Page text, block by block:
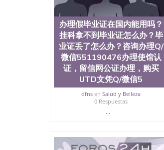
Trinity Western University
办理假毕业证在国内能用吗？
挂科拿不到毕业证怎么办？毕
业证丢了怎么办？咨询办理Q/
微信551190476办理使馆认
证，留信网公证办理，购买
UTD文凭Q/微信5
dfns enSalud y Belleza
0 Respuestas
...